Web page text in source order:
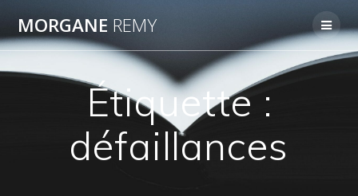
MORGANE REMY
Étiquette :
défaillances